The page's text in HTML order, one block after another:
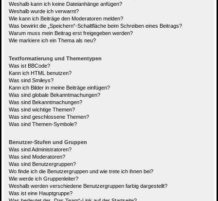
Weshalb kann ich keine Dateianhänge anfügen?
Weshalb wurde ich verwarnt?
Wie kann ich Beiträge den Moderatoren melden?
Was bewirkt die „Speichern“-Schaltfläche beim Schreiben eines Beitrags?
Warum muss mein Beitrag erst freigegeben werden?
Wie markiere ich ein Thema als neu?
Textformatierung und Thementypen
Was ist BBCode?
Kann ich HTML benutzen?
Was sind Smileys?
Kann ich Bilder in meine Beiträge einfügen?
Was sind globale Bekanntmachungen?
Was sind Bekanntmachungen?
Was sind wichtige Themen?
Was sind geschlossene Themen?
Was sind Themen-Symbole?
Benutzer-Stufen und Gruppen
Was sind Administratoren?
Was sind Moderatoren?
Was sind Benutzergruppen?
Wo finde ich die Benutzergruppen und wie trete ich ihnen bei?
Wie werde ich Gruppenleiter?
Weshalb werden verschiedene Benutzergruppen farbig dargestellt?
Was ist eine Hauptgruppe?